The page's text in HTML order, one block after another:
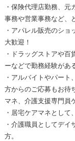
・保険代理店勤務、
事務や営業事務など、
・アパレル販売のシ
大歓迎！
・ドラッグストアや
ーなどで勤務経験があ
・アルバイトやパー
方からのご応募もお待
マネ、介護支援専門員
・居宅ケアマネとして
・介護職員としてデ
方。